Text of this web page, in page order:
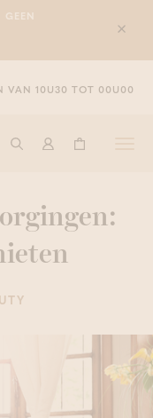
Sluit
VAN 10U30 TOT 00U00
Start met zoeken
Aanmelden